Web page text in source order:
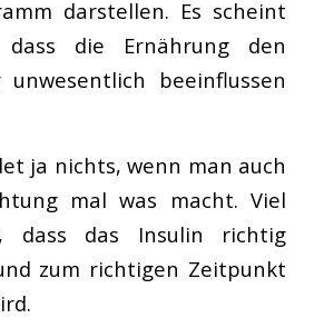
darstellen. Es scheint
die Ernährung den
beeinflussen
ja nichts, wenn man auch
mal was macht. Viel
dass das Insulin richtig
zum richtigen Zeitpunkt